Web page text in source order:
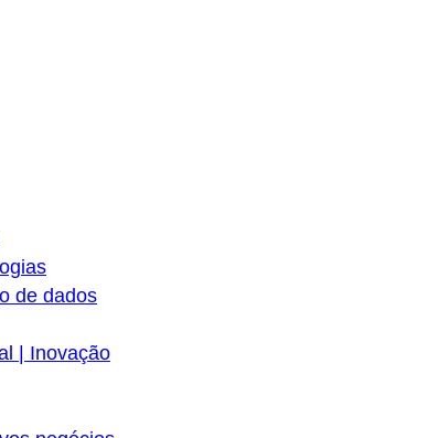
de dados
| Inovação